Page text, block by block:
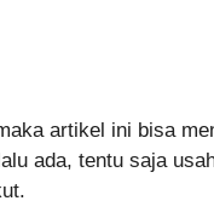
artikel ini bisa
ada, tentu saja